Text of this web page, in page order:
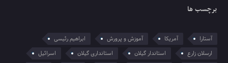
برچسب ها
آستارا آمریکا آموزش و پرورش
ابراهیم رئیسی
ارسلان زارع
استاندار گیلان استانداری گیلان
اسرائیل